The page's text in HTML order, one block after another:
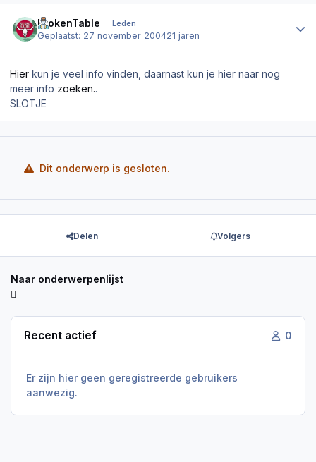
BrokenTable Leden
Geplaatst: 27 november 200421 jaren
Hier kun je veel info vinden, daarnast kun je hier naar nog
meer info zoeken..
SLOTJE
Dit onderwerp is gesloten.
Delen Volgers
Naar onderwerpenlijst
Recent actief 0
Er zijn hier geen geregistreerde gebruikers
aanwezig.